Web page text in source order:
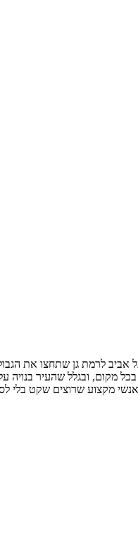
לרמת גן שתחצו את
מקום, ובגלל שהעיר
מקצוע שרוצים שקט בלי